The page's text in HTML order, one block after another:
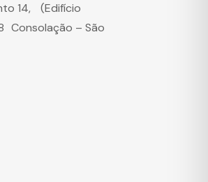
14, (Edifício
Consolação – São